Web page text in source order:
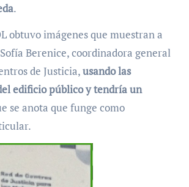
.
obtuvo imágenes que muestran a
Berenice, coordinadora general
de Justicia,usando las
edificio público y tendría un
se anota que funge como